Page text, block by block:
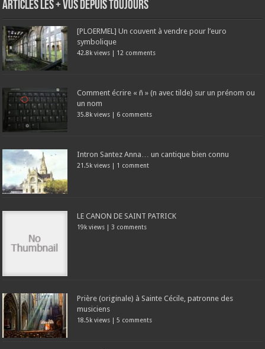
Articles les + vus depuis toujours
[PLOERMEL] Un couvent à vendre pour l’euro
symbolique
42.8k views | 12 comments
Comment écrire « ñ » (n avec tilde) sur un prénom ou
un nom
35.8k views | 6 comments
Intron Santez Anna… un cantique bien connu
21.5k views | 1 comment
LE CANON DE SAINT PATRICK
19k views | 3 comments
Prière (originale) à Sainte Cécile, patronne des
musiciens
18.5k views |5 comments